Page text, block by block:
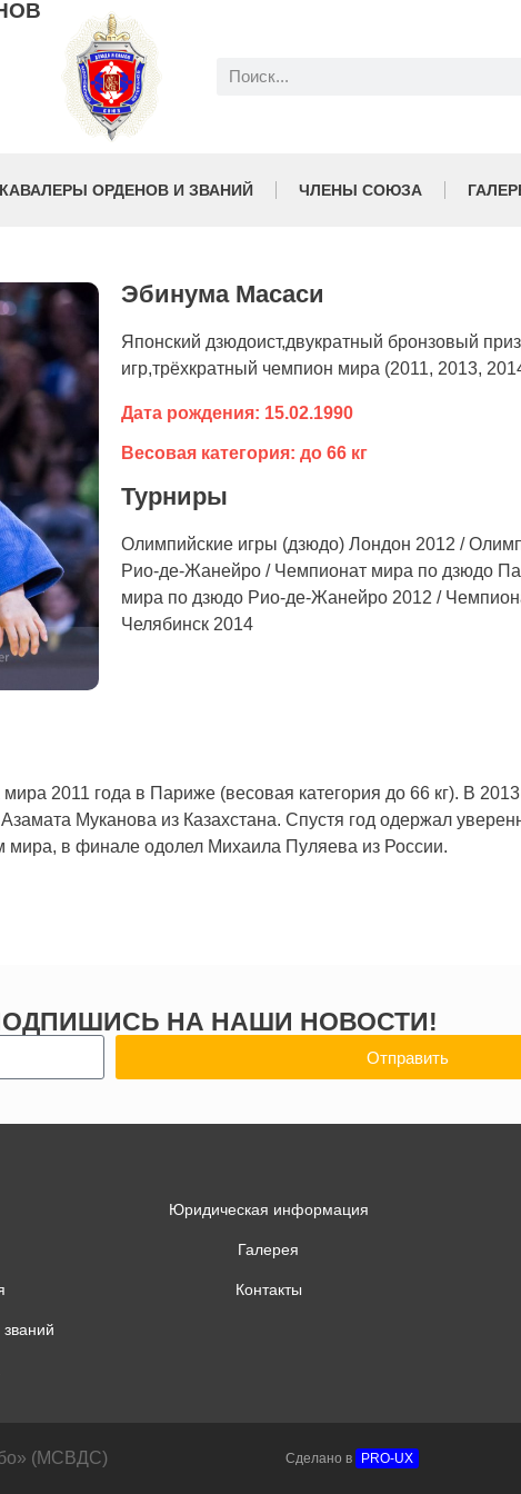
КАВАЛЕРЫ ОРДЕНОВ И ЗВАНИЙ ЧЛЕНЫ СОЮЗА
Эбинума Масаси
Японский дзюдоист,двукратный бронзовый
игр,трёхкратный чемпион мира (2011, 2013,
Дата рождения: 15.02.1990
Весовая категория: до 66 кг
Турниры
Олимпийские игры (дзюдо) Лондон 2012 /
Рио-де-Жанейро / Чемпионат мира по дзюдо
мира по дзюдо Рио-де-Жанейро 2012 /
Челябинск 2014
2011 года в Париже (весовая категория до 66 кг). В
Муканова из Казахстана. Спустя год одержал
мира, в финале одолел Михаила Пуляева из России.
НА НАШИ НОВОСТИ!
Отправить
Юридическая информация
Галерея
Контакты
(МСВДС) Сделано в PRO-UX